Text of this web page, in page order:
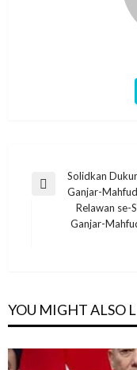
Post
navigation
Previous
Solidkan
Ganjar-
Relawan se-
Ganjar-
YOU MIGHT ALSO